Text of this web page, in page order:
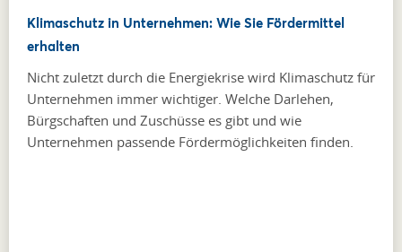
Klimaschutz in Unternehmen: Wie Sie Fördermittel
erhalten
Nicht zuletzt durch die Energiekrise wird Klimaschutz für
Unternehmen immer wichtiger. Welche Darlehen,
Bürgschaften und Zuschüsse es gibt und wie
Unternehmen passende Fördermöglichkeiten finden.